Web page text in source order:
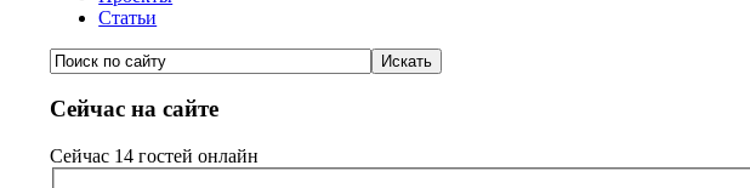
Статьи
Сейчас на сайте
Сейчас 14 гостей онлайн